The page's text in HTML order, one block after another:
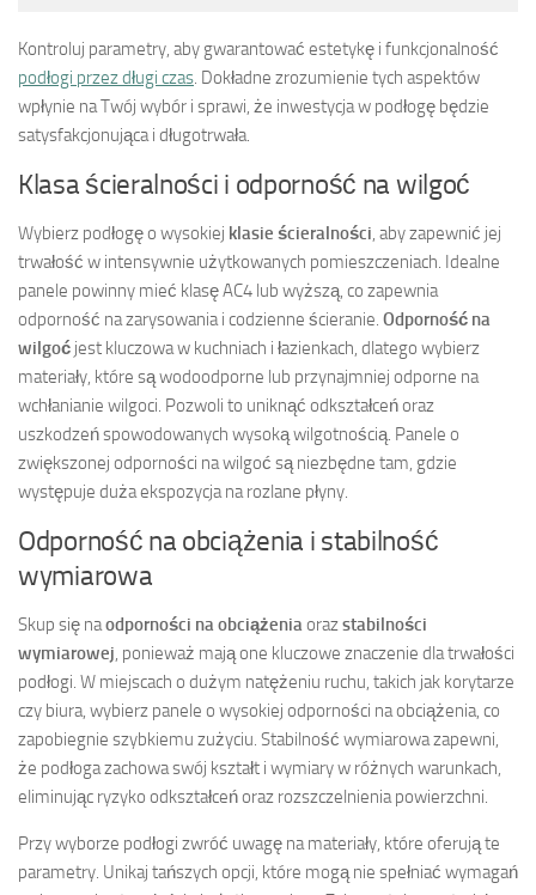
Kontroluj parametry, aby gwarantować estetykę i funkcjonalność
podłogi przez długi czas. Dokładne zrozumienie tych aspektów
wpłynie na Twój wybór i sprawi, że inwestycja w podłogę będzie
satysfakcjonująca i długotrwała.
Klasa ścieralności i odporność na wilgoć
Wybierz podłogę o wysokiej klasie ścieralności, aby zapewnić jej
trwałość w intensywnie użytkowanych pomieszczeniach. Idealne
panele powinny mieć klasę AC4 lub wyższą, co zapewnia
odporność na zarysowania i codzienne ścieranie. Odporność na
wilgoć jest kluczowa w kuchniach i łazienkach, dlatego wybierz
materiały, które są wodoodporne lub przynajmniej odporne na
wchłanianie wilgoci. Pozwoli to uniknąć odkształceń oraz
uszkodzeń spowodowanych wysoką wilgotnością. Panele o
zwiększonej odporności na wilgoć są niezbędne tam, gdzie
występuje duża ekspozycja na rozlane płyny.
Odporność na obciążenia i stabilność
wymiarowa
Skup się naodporności na obciążeniaorazstabilności
wymiarowej, ponieważ mają one kluczowe znaczenie dla trwałości
podłogi. W miejscach o dużym natężeniu ruchu, takich jak korytarze
czy biura, wybierz panele o wysokiej odporności na obciążenia, co
zapobiegnie szybkiemu zużyciu. Stabilność wymiarowa zapewni,
że podłoga zachowa swój kształt i wymiary w różnych warunkach,
eliminując ryzyko odkształceń oraz rozszczelnienia powierzchni.
Przy wyborze podłogi zwróć uwagę na materiały, które oferują te
parametry. Unikaj tańszych opcji, które mogą nie spełniać wymagań